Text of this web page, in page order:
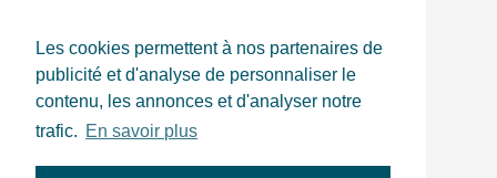
Les cookies permettent à nos partenaires de
publicité et d'analyse de personnaliser le
contenu, les annonces et d'analyser notre
trafic. En savoir plus